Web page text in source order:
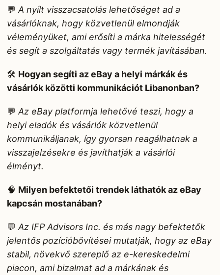
💬A nyílt visszacsatolás lehetőséget ad a
vásárlóknak, hogy közvetlenül elmondják
véleményüket, ami erősíti a márka hitelességét
és segít a szolgáltatás vagy termék javításában.
🛠️ Hogyan segíti az eBay a helyi márkák és
vásárlók közötti kommunikációt Libanonban?
💬Az eBay platformja lehetővé teszi, hogy a
helyi eladók és vásárlók közvetlenül
kommunikáljanak, így gyorsan reagálhatnak a
visszajelzésekre és javíthatják a vásárlói
élményt.
🧠 Milyen befektetői trendek láthatók az eBay
kapcsán mostanában?
💬Az IFP Advisors Inc. és más nagy befektetők
jelentős pozícióbővítései mutatják, hogy az eBay
stabil, növekvő szereplő az e-kereskedelmi
piacon, ami bizalmat ad a márkának és